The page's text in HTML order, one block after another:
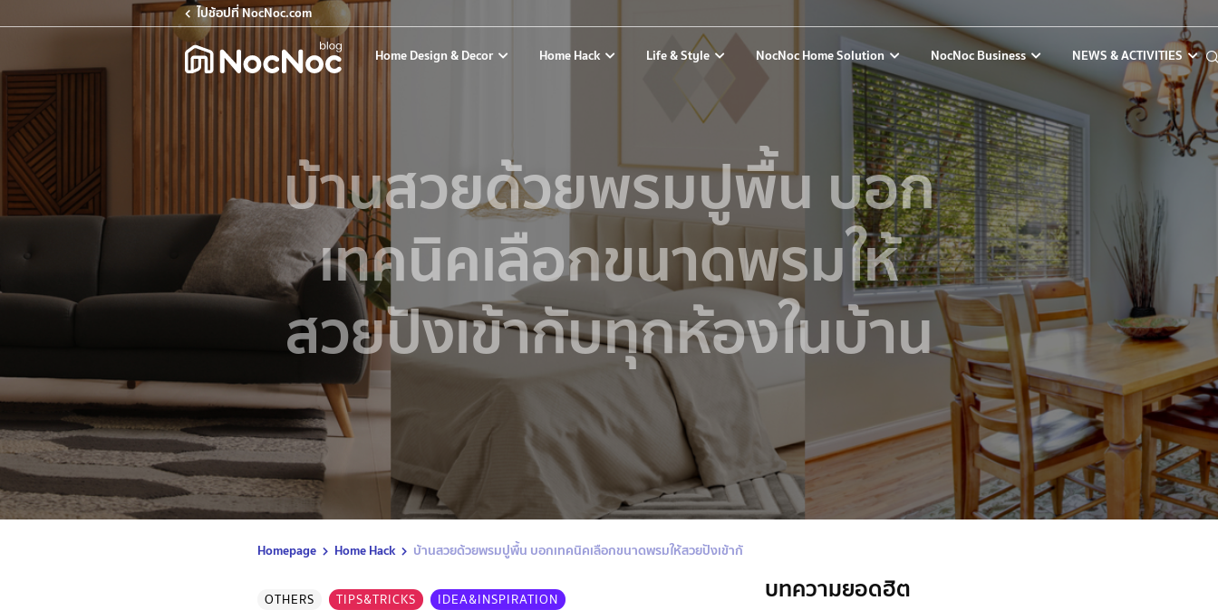
ไปช้อปที่ NocNoc.com
Home Design & Decor Home Hack Life & Style NocNoc Home Solution NocNoc Business NEWS & ACTIVITIES
บ้านสวยด้วยพรมปูพื้น บอก
เทคนิคเลือกขนาดพรมให้
สวยปังเข้ากับทุกห้องในบ้าน
Homepage Home Hack บ้านสวยด้วยพรมปูพื้น บอกเทคนิคเลือกขนาดพรมให้สวยปังเข้ากับทุกห้องในบ้าน
OTHERS TIPS&TRICKS IDEA&INSPIRATION บทความยอดฮิต